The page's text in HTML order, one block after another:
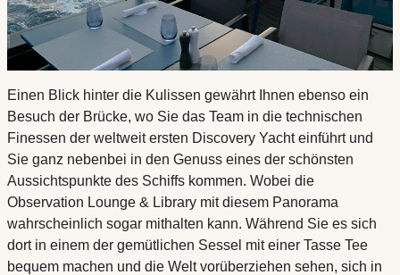
Einen Blick hinter die Kulissen gewährt Ihnen ebenso ein
Besuch der Brücke, wo Sie das Team in die technischen
Finessen der weltweit ersten Discovery Yacht einführt und
Sie ganz nebenbei in den Genuss eines der schönsten
Aussichtspunkte des Schiffs kommen. Wobei die
Observation Lounge & Library mit diesem Panorama
wahrscheinlich sogar mithalten kann. Während Sie es sich
dort in einem der gemütlichen Sessel mit einer Tasse Tee
bequem machen und die Welt vorüberziehen sehen, sich in